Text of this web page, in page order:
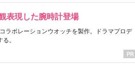
表現した腕時計登場
ラボレーションウオッチを製作。ドラマプロデ
。